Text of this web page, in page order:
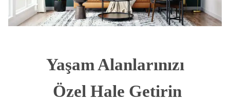
Yaşam Alanlarınızı
Özel Hale Getirin